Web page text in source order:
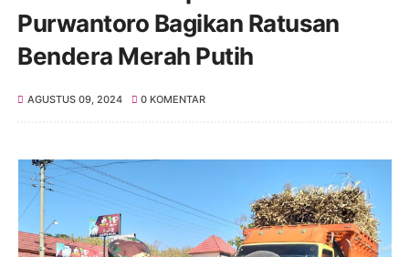
Purwantoro Bagikan Ratusan
Bendera Merah Putih
AGUSTUS 09, 2024 0 KOMENTAR